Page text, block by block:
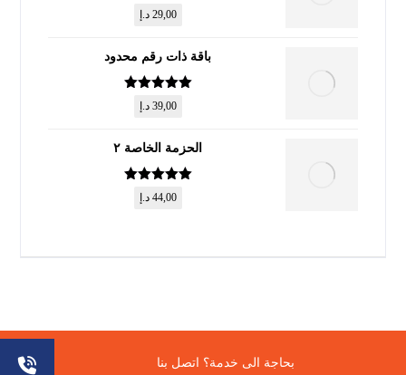
تم التقييم
من 5
29,00 د.إ
باقة ذات رقم محدود
تم التقييم
من 5
39,00 د.إ
الحزمة الخاصة ٢
تم التقييم
من 5
44,00 د.إ
© حقوق النشر 2026. جميع الحقوق محفوظة.
بحاجة الى خدمة؟ اتصل بنا